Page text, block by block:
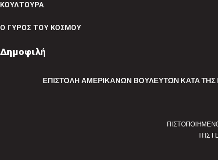
ΚΟΥΛΤΟΥΡΑ
Ο ΓΥΡΟΣ ΤΟΥ ΚΟΣΜΟΥ
Δημοφιλή
ΕΠΙΣΤΟΛΉ ΑΜΕΡΙΚΑΝΏΝ ΒΟΥΛΕΥΤΏΝ ΚΑΤΆ ΤΗΣ
ΤΗΣ